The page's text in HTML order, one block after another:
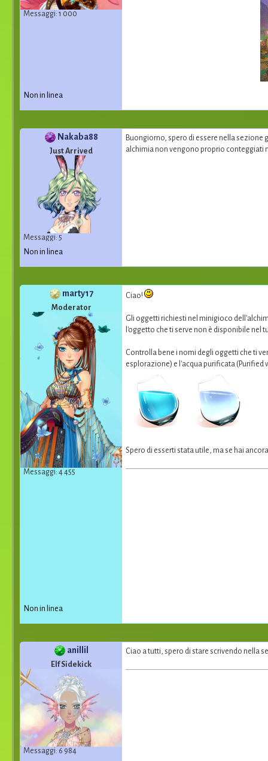
Messaggi: 1 000
Non in linea
Nakaba88
Just Arrived
Messaggi: 5
Buongiorno, spero di essere nella
alchimia non vengono proprio conteggiati
Non in linea
marty17
Moderator
Messaggi: 4 455
Ciao!
Gli oggetti richiesti nel minigioco
l'oggetto che ti serve non è disponibile nel
Controlla bene i nomi degli oggetti che ti
esplorazione) e l'acqua purificata
Spero di esserti stata utile, ma se hai
Non in linea
anillil
Elf Sidekick
Messaggi: 6 984
Ciao a tutti, spero di stare scrivendo nella